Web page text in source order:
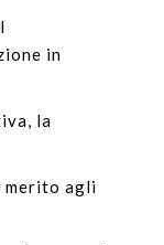
in
la
merito agli